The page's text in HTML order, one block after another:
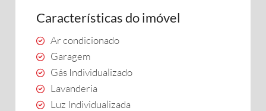
Características do imóvel
Ar condicionado
Garagem
Gás Individualizado
Lavanderia
Luz Individualizada